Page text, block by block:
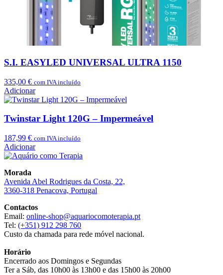
S.I. EASYLED UNIVERSAL ULTRA 1150
335,00 € com IVA incluído
Adicionar
Twinstar Light 120G – Impermeável
187,99 € com IVA incluído
Adicionar
Morada
Avenida Abel Rodrigues da Costa, 22,
3360-318 Penacova, Portugal
Contactos
Email: online-shop@aquariocomoterapia.pt
Tel: (+351) 912 298 760
Custo da chamada para rede móvel nacional.
Horário
Encerrado aos Domingos e Segundas
Ter a Sáb, das 10h00 às 13h00 e das 15h00 às 20h00